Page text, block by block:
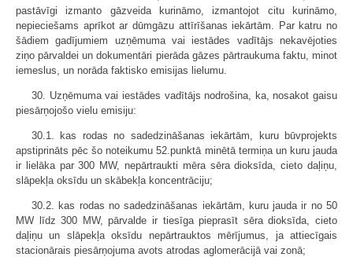
pastāvīgi izmanto gāzveida kurināmo, izmantojot citu kurināmo,
nepieciešams aprīkot ar dūmgāzu attīrīšanas iekārtām. Par katru no
šādiem gadījumiem uzņēmuma vai iestādes vadītājs nekavējoties
ziņo pārvaldei un dokumentāri pierāda gāzes pārtraukuma faktu, minot
iemeslus, un norāda faktisko emisijas lielumu.
30. Uzņēmuma vai iestādes vadītājs nodrošina, ka, nosakot gaisu
piesārņojošo vielu emisiju:
30.1. kas rodas no sadedzināšanas iekārtām, kuru būvprojekts
apstiprināts pēc šo noteikumu 52.punktā minētā termiņa un kuru jauda
ir lielāka par 300 MW, nepārtraukti mēra sēra dioksīda, cieto daļiņu,
slāpekļa oksīdu un skābekļa koncentrāciju;
30.2. kas rodas no sadedzināšanas iekārtām, kuru jauda ir no 50
MW līdz 300 MW, pārvalde ir tiesīga pieprasīt sēra dioksīda, cieto
daļiņu un slāpekļa oksīdu nepārtrauktos mērījumus, ja attiecīgais
stacionārais piesārņojuma avots atrodas aglomerācijā vai zonā;